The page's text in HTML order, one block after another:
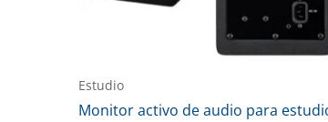
Estudio
Monitor activo de audio para